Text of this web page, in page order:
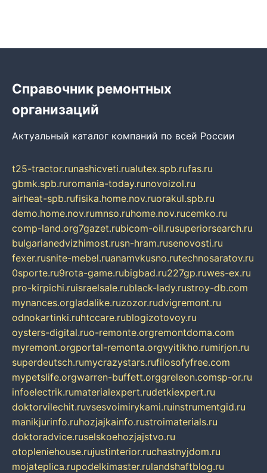
Справочник ремонтных
организаций
Актуальный каталог компаний по всей России
t25-tractor.runashicveti.rualutex.spb.rufas.ru
gbmk.spb.ruromania-today.runovoizol.ru
airheat-spb.rufisika.home.nov.ruorakul.spb.ru
demo.home.nov.rumnso.ruhome.nov.rucemko.ru
comp-land.org7gazet.rubicom-oil.rusuperiorsearch.ru
bulgarianedvizhimost.rusn-hram.rusenovosti.ru
fexer.rusnite-mebel.ruanamvkusno.rutechnosaratov.ru
0sporte.ru9rota-game.rubigbad.ru227gp.ruwes-ex.ru
pro-kirpichi.ruisraelsale.rublack-lady.rustroy-db.com
mynances.orgladalike.ruzozor.rudvigremont.ru
odnokartinki.ruhtccare.rublogizotovoy.ru
oysters-digital.ruo-remonte.orgremontdoma.com
myremont.orgportal-remonta.orgvyitikho.rumirjon.ru
superdeutsch.rumycrazystars.rufilosofyfree.com
mypetslife.orgwarren-buffett.orggreleon.comsp-or.ru
infoelectrik.rumaterialexpert.rudetkiexpert.ru
doktorvilechit.ruvsesvoimirykami.ruinstrumentgid.ru
manikjurinfo.ruhozjajkainfo.rustroimaterials.ru
doktoradvice.ruselskoehozjajstvo.ru
otopleniehouse.rujustinterior.ruchastnyjdom.ru
mojateplica.rupodelkimaster.rulandshaftblog.ru